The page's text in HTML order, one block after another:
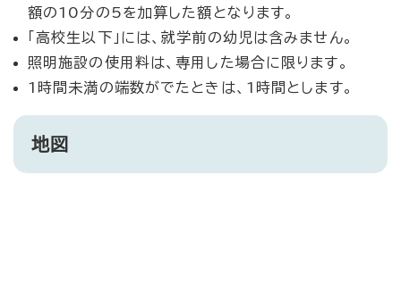
額の10分の5を加算した額となります。
「高校生以下」には、就学前の幼児は含みません。
照明施設の使用料は、専用した場合に限ります。
1時間未満の端数がでたときは、1時間とします。
地図